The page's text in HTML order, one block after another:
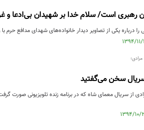
رهبری است/ سلام خدا بر شهیدان بی‌ادعا و
درباره یکی از تصاویر دیدار خانواده‌های شهدای مدافع حرم با
سریال سخن می‌گفتید
از سریال معمای شاه که در برنامه زنده تلویزیونی صورت